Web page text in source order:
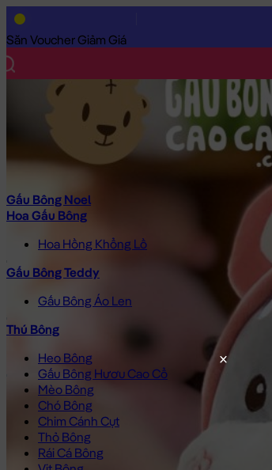
Săn Voucher Giảm Giá
Gấu Bông Noel
Hoa Gấu Bông
Hoa Hồng Khổng Lồ
Gấu Bông Teddy
Gấu Bông Áo Len
Thú Bông
Heo Bông
Gấu Bông Hươu Cao Cổ
Mèo Bông
Chó Bông
Chim Cánh Cụt
Thỏ Bông
Rái Cá Bông
Trang Chủ